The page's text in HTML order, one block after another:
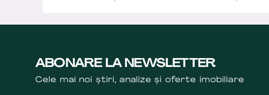
ABONARE LA NEWSLETTER
Cele mai noi știri, analize și oferte imobiliare